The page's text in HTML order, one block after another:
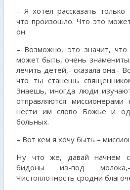
– Я хотел рассказать
что произошло. Что это
он.
– Возможно, это значит,
может быть, очень
лечить детей,- сказала она.-
что ты станешь
Знаешь, иногда люди
отправляются
нести им слово Божье и
больных.
– Вот кем я хочу быть –
Ну что же, давай начнем
бидоны из-под
Чистоплотность сродни